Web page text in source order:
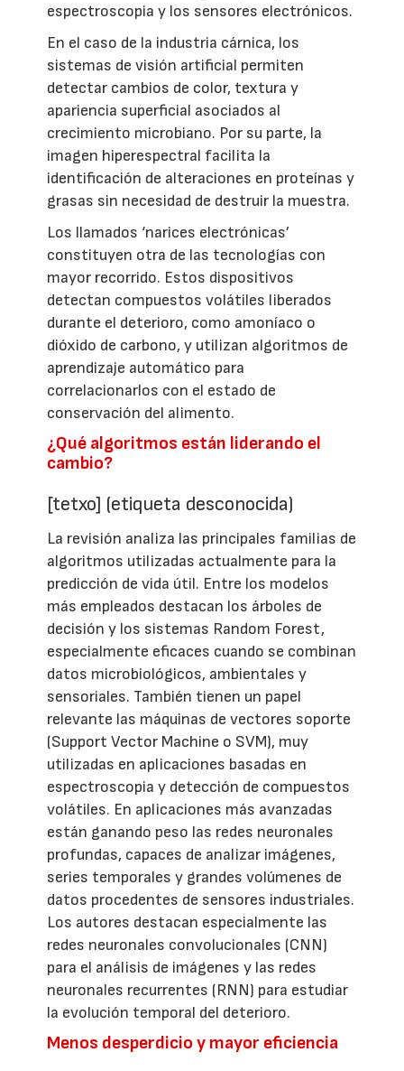
espectroscopia y los sensores electrónicos.
En el caso de la industria cárnica, los
sistemas de visión artificial permiten
detectar cambios de color, textura y
apariencia superficial asociados al
crecimiento microbiano. Por su parte, la
imagen hiperespectral facilita la
identificación de alteraciones en proteínas y
grasas sin necesidad de destruir la muestra.
Los llamados ‘narices electrónicas’
constituyen otra de las tecnologías con
mayor recorrido. Estos dispositivos
detectan compuestos volátiles liberados
durante el deterioro, como amoníaco o
dióxido de carbono, y utilizan algoritmos de
aprendizaje automático para
correlacionarlos con el estado de
conservación del alimento.
¿Qué algoritmos están liderando el
cambio?
[tetxo] (etiqueta desconocida)
La revisión analiza las principales familias de
algoritmos utilizadas actualmente para la
predicción de vida útil. Entre los modelos
más empleados destacan los árboles de
decisión y los sistemas Random Forest,
especialmente eficaces cuando se combinan
datos microbiológicos, ambientales y
sensoriales. También tienen un papel
relevante las máquinas de vectores soporte
(Support Vector Machine o SVM), muy
utilizadas en aplicaciones basadas en
espectroscopia y detección de compuestos
volátiles. En aplicaciones más avanzadas
están ganando peso las redes neuronales
profundas, capaces de analizar imágenes,
series temporales y grandes volúmenes de
datos procedentes de sensores industriales.
Los autores destacan especialmente las
redes neuronales convolucionales (CNN)
para el análisis de imágenes y las redes
neuronales recurrentes (RNN) para estudiar
la evolución temporal del deterioro.
Menos desperdicio y mayor eficiencia